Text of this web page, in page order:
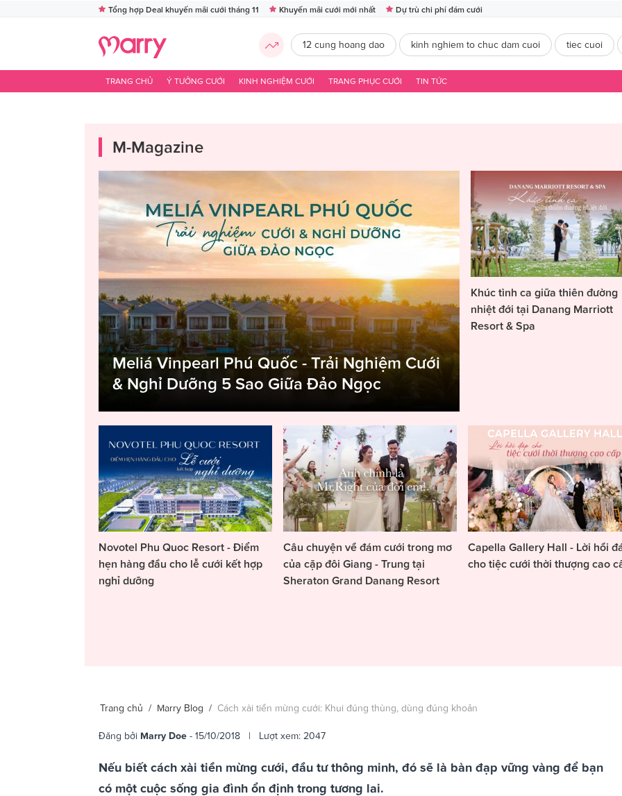
Tổng hợp Deal khuyến mãi cưới tháng 11 Khuyến mãi cưới mới nhất Dự trù chi phí đám cưới
12 cung hoang dao kinh nghiem to chuc dam cuoi tiec cuoi
TRANG CHỦ Ý TƯỞNG CƯỚI KINH NGHIỆM CƯỚI TRANG PHỤC CƯỚI TIN TỨC
M-Magazine
Meliá Vinpearl Phú Quốc - Trải Nghiệm Cưới
& Nghỉ Dưỡng 5 Sao Giữa Đảo Ngọc
Khúc tình ca giữa thiên đường
nhiệt đới tại Danang Marriott
Resort & Spa
Novotel Phu Quoc Resort - Điểm
hẹn hàng đầu cho lễ cưới kết hợp
nghỉ dưỡng
Câu chuyện về đám cưới trong mơ
của cặp đôi Giang - Trung tại
Sheraton Grand Danang Resort
Capella Gallery Hall - Lời hồi
cho tiệc cưới thời thượng cao
Trang chủ / Marry Blog / Cách xài tiền mừng cưới: Khui đúng thùng, dùng đúng khoản
Đăng bởi Marry Doe - 15/10/2018 | Lượt xem: 2047
Nếu biết cách xài tiền mừng cưới, đầu tư thông minh, đó sẽ là bàn đạp vững vàng để bạn
có một cuộc sống gia đình ổn định trong tương lai.